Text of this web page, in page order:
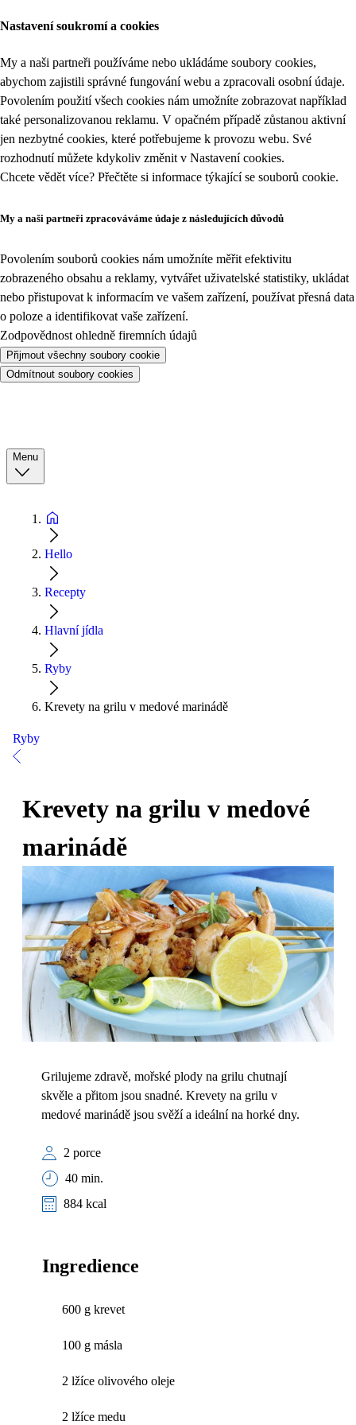
Nastavení soukromí a cookies
My a naši partneři používáme nebo ukládáme soubory cookies,
abychom zajistili správné fungování webu a zpracovali osobní údaje.
Povolením použití všech cookies nám umožníte zobrazovat například
také personalizovanou reklamu. V opačném případě zůstanou aktivní
jen nezbytné cookies, které potřebujeme k provozu webu. Své
rozhodnutí můžete kdykoliv změnit v Nastavení cookies.
Chcete vědět více? Přečtěte si informace týkající se souborů cookie.
My a naši partneři zpracováváme údaje z následujících důvodů
Povolením souborů cookies nám umožníte měřit efektivitu
zobrazeného obsahu a reklamy, vytvářet uživatelské statistiky, ukládat
nebo přistupovat k informacím ve vašem zařízení, používat přesná data
o poloze a identifikovat vaše zařízení.
Zodpovědnost ohledně firemních údajů
Přijmout všechny soubory cookie
Odmítnout soubory cookies
Menu
Hello
Recepty
Hlavní jídla
Ryby
Krevety na grilu v medové marinádě
Ryby
Krevety na grilu v medové
marinádě
Grilujeme zdravě, mořské plody na grilu chutnají
skvěle a přitom jsou snadné. Krevety na grilu v
medové marinádě jsou svěží a ideální na horké dny.
2 porce
40 min.
884 kcal
Ingredience
600 g krevet
100 g másla
2 lžíce olivového oleje
2 lžíce medu